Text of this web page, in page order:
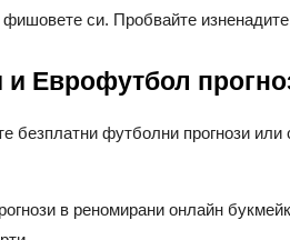
си. Пробвайте
Еврофутбол
безплатни футболни прогнози
в реномирани онлайн